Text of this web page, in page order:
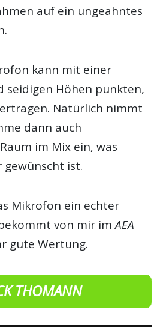
auf ein ungeahntes
kann mit einer
seidigen Höhen punkten,
Natürlich nimmt
dann auch
im Mix ein, was
ist.
Mikrofon ein echter
von mir imAEA
gute Wertung.
THOMANN